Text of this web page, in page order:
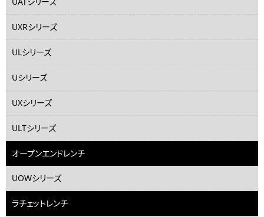
UXRシリーズ
ULシリーズ
Uシリーズ
UXシリーズ
ULTシリーズ
オープンエンドレンチ
UOWシリーズ
ラチェットレンチ